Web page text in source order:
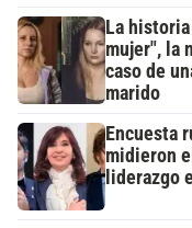
La
mujer", la
caso de
marido
Encuesta
midieron
liderazgo